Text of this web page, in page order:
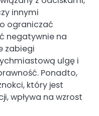
innymi
ograniczać
negatywnie na
zabiegi
ulgę i
Ponadto,
który jest
wpływa na wzrost